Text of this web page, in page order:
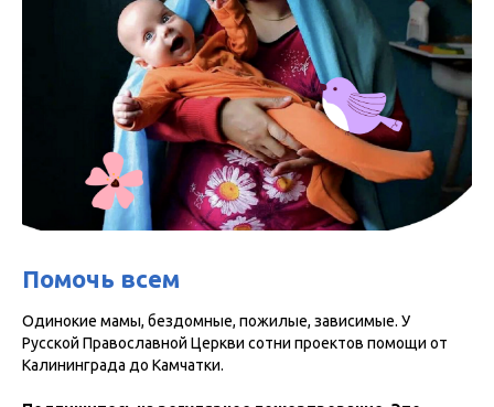
Помочь всем
Одинокие мамы, бездомные, пожилые, зависимые. У
Русской Православной Церкви сотни проектов помощи от
Калининграда до Камчатки.